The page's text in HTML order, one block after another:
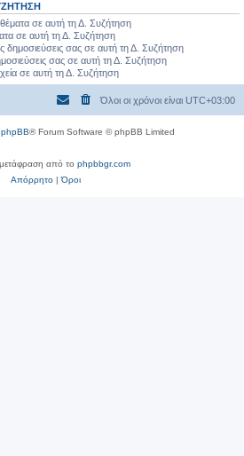
σε αυτή τη Δ. Συζήτηση
σε αυτή τη Δ. Συζήτηση
δημοσιεύσεις σας σε αυτή τη Δ. Συζήτηση
σας σε αυτή τη Δ. Συζήτηση
σε αυτή τη Δ. Συζήτηση
Όλοι οι χρόνοι είναι UTC+03:00
phpBB® Forum Software © phpBB Limited
από το phpbbgr.com
Απόρρητο|Όροι